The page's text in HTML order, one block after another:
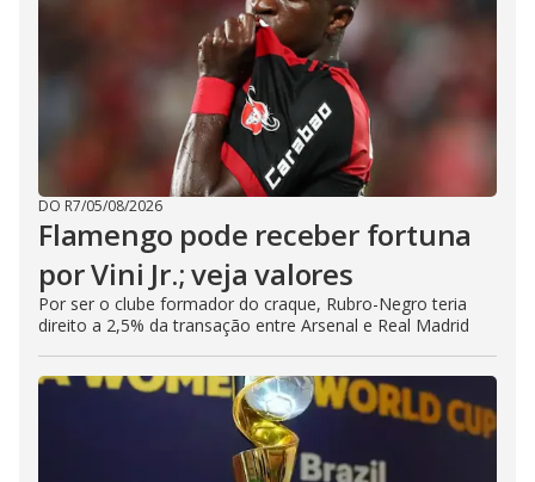
DO R7/05/08/2026
Flamengo pode receber fortuna
por Vini Jr.; veja valores
Por ser o clube formador do craque, Rubro-Negro teria
direito a 2,5% da transação entre Arsenal e Real Madrid